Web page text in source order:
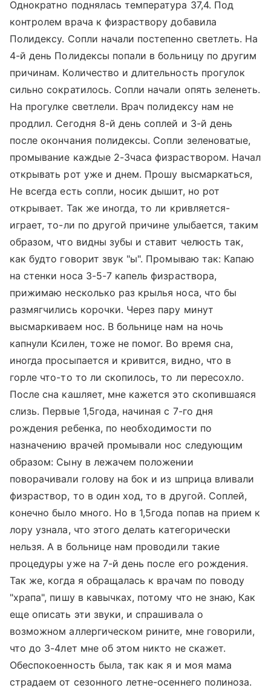
Однократно поднялась температура 37,4. Под
контролем врача к физраствору добавила
Полидексу. Сопли начали постепенно светлеть. На
4-й день Полидексы попали в больницу по другим
причинам. Количество и длительность прогулок
сильно сократилось. Сопли начали опять зеленеть.
На прогулке светлели. Врач полидексу нам не
продлил. Сегодня 8-й день соплей и 3-й день
после окончания полидексы. Сопли зеленоватые,
промывание каждые 2-3часа физраствором. Начал
открывать рот уже и днем. Прошу высмаркаться,
Не всегда есть сопли, носик дышит, но рот
открывает. Так же иногда, то ли кривляется-
играет, то-ли по другой причине улыбается, таким
образом, что видны зубы и ставит челюсть так,
как будто говорит звук "ы". Промываю так: Капаю
на стенки носа 3-5-7 капель физраствора,
прижимаю несколько раз крылья носа, что бы
размягчились корочки. Через пару минут
высмаркиваем нос. В больнице нам на ночь
капнули Ксилен, тоже не помог. Во время сна,
иногда просыпается и кривится, видно, что в
горле что-то то ли скопилось, то ли пересохло.
После сна кашляет, мне кажется это скопившаяся
слизь. Первые 1,5года, начиная с 7-го дня
рождения ребенка, по необходимости по
назначению врачей промывали нос следующим
образом: Сыну в лежачем положении
поворачивали голову на бок и из шприца вливали
физраствор, то в один ход, то в другой. Соплей,
конечно было много. Но в 1,5года попав на прием к
лору узнала, что этого делать категорически
нельзя. А в больнице нам проводили такие
процедуры уже на 7-й день после его рождения.
Так же, когда я обращалась к врачам по поводу
"храпа", пишу в кавычках, потому что не знаю, Как
еще описать эти звуки, и спрашивала о
возможном аллергическом рините, мне говорили,
что до 3-4лет мне об этом никто не скажет.
Обеспокоенность была, так как я и моя мама
страдаем от сезонного летне-осеннего полиноза.